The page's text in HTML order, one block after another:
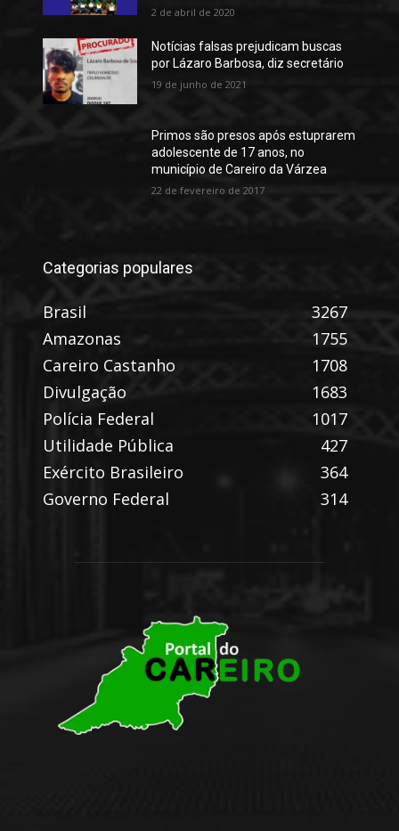
2 de abril de 2020
Notícias falsas prejudicam buscas
por Lázaro Barbosa, diz secretário
19 de junho de 2021
Primos são presos após estuprarem
adolescente de 17 anos, no
município de Careiro da Várzea
22 de fevereiro de 2017
Categorias populares
Brasil
3267
Amazonas
1755
Careiro Castanho
1708
Divulgação
1683
Polícia Federal
1017
Utilidade Pública
427
Exército Brasileiro
364
Governo Federal
314